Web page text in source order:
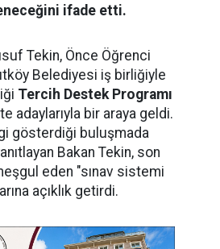
ifade etti.
Tekin, Önce Öğrenci
Belediyesi iş birliğiyle
Tercih Destek Programı
adaylarıyla bir araya geldi.
gösterdiği buluşmada
Bakan Tekin, son
eden "sınav sistemi
açıklık getirdi.